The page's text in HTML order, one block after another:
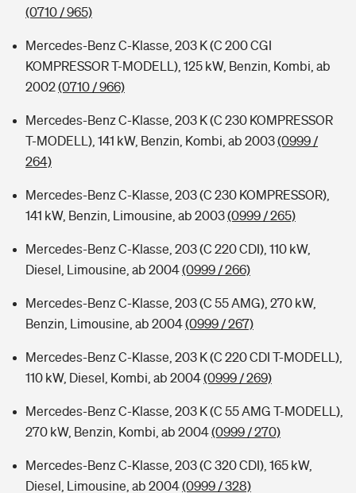
(0710 / 965)
Mercedes-Benz C-Klasse, 203 K (C 200 CGI
KOMPRESSOR T-MODELL), 125 kW, Benzin, Kombi, ab
2002(0710 / 966)
Mercedes-Benz C-Klasse, 203 K (C 230 KOMPRESSOR
T-MODELL), 141 kW, Benzin, Kombi, ab 2003(0999 /
264)
Mercedes-Benz C-Klasse, 203 (C 230 KOMPRESSOR),
141 kW, Benzin, Limousine, ab 2003(0999 / 265)
Mercedes-Benz C-Klasse, 203 (C 220 CDI), 110 kW,
Diesel, Limousine, ab 2004(0999 / 266)
Mercedes-Benz C-Klasse, 203 (C 55 AMG), 270 kW,
Benzin, Limousine, ab 2004(0999 / 267)
Mercedes-Benz C-Klasse, 203 K (C 220 CDI T-MODELL),
110 kW, Diesel, Kombi, ab 2004(0999 / 269)
Mercedes-Benz C-Klasse, 203 K (C 55 AMG T-MODELL),
270 kW, Benzin, Kombi, ab 2004(0999 / 270)
Mercedes-Benz C-Klasse, 203 (C 320 CDI), 165 kW,
Diesel, Limousine, ab 2004(0999 / 328)